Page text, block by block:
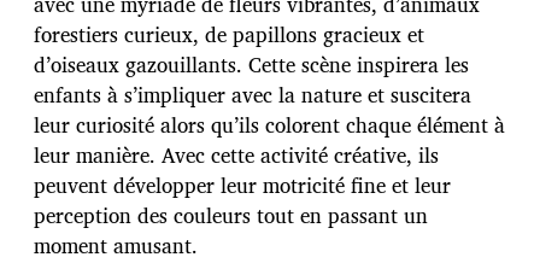
t
i
o
n
forestiers curieux, de papillons gracieux et
d’oiseaux gazouillants. Cette scène inspirera les
enfants à s’impliquer avec la nature et suscitera
leur curiosité alors qu’ils colorent chaque élément à
leur manière. Avec cette activité créative, ils
peuvent développer leur motricité fine et leur
perception des couleurs tout en passant un
moment amusant.